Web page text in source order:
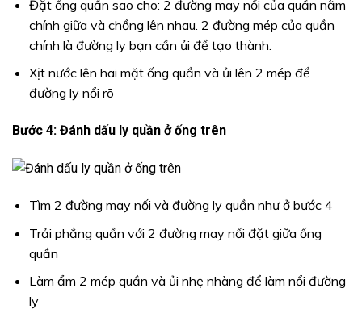
Đặt ống quần sao cho: 2 đường may nối của quần nằm
chính giữa và chồng lên nhau. 2 đường mép của quần
chính là đường ly bạn cần ủi để tạo thành.
Xịt nước lên hai mặt ống quần và ủi lên 2 mép để
đường ly nổi rõ
Bước 4: Đánh dấu ly quần ở ống trên
Tìm 2 đường may nối và đường ly quần như ở bước 4
Trải phẳng quần với 2 đường may nối đặt giữa ống
quần
Làm ẩm 2 mép quần và ủi nhẹ nhàng để làm nổi đường
ly